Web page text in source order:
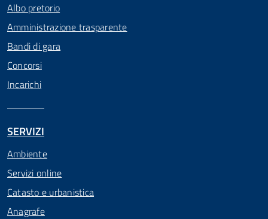
Albo pretorio
Amministrazione trasparente
Bandi di gara
Concorsi
Incarichi
SERVIZI
Ambiente
Servizi online
Catasto e urbanistica
Anagrafe